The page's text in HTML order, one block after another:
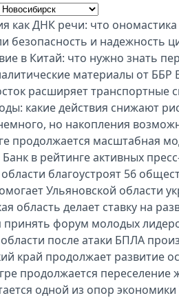
как ДНК речи: что ономастика
безопасность и надежность
в Китай: что нужно знать
материалы от ББР
расширяет транспортные
какие действия снижают
но накопления
продолжается масштабная
в рейтинге активных
благоустроят 56
Ульяновской области
область делает ставку на
принять форум молодых
после атаки БПЛА
край продолжает развитие
продолжается переселение
одной из опор экономики